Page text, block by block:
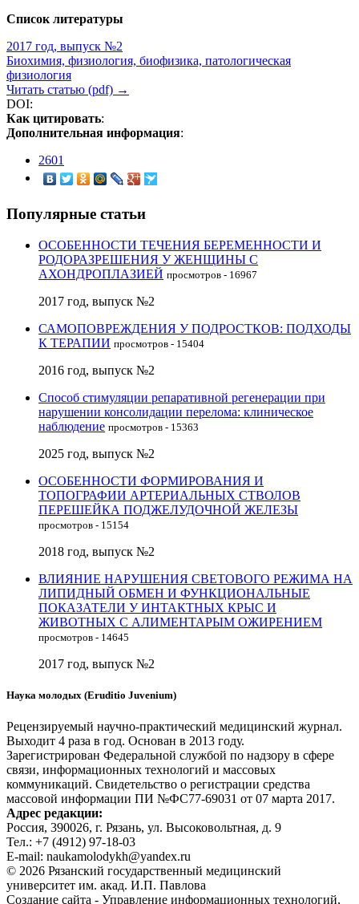
Список литературы
2017 год, выпуск №2
Биохимия, физиология, биофизика, патологическая
физиология
Читать статью (pdf) →
DOI:
Как цитировать:
Дополнительная информация:
2601
Популярные статьи
ОСОБЕННОСТИ ТЕЧЕНИЯ БЕРЕМЕННОСТИ И
РОДОРАЗРЕШЕНИЯ У ЖЕНЩИНЫ С
АХОНДРОПЛАЗИЕЙ просмотров - 16967
2017 год, выпуск №2
САМОПОВРЕЖДЕНИЯ У ПОДРОСТКОВ: ПОДХОДЫ
К ТЕРАПИИ просмотров - 15404
2016 год, выпуск №2
Способ стимуляции репаративной регенерации при
нарушении консолидации перелома: клиническое
наблюдение просмотров - 15363
2025 год, выпуск №2
ОСОБЕННОСТИ ФОРМИРОВАНИЯ И
ТОПОГРАФИИ АРТЕРИАЛЬНЫХ СТВОЛОВ
ПЕРЕШЕЙКА ПОДЖЕЛУДОЧНОЙ ЖЕЛЕЗЫ
просмотров - 15154
2018 год, выпуск №2
ВЛИЯНИЕ НАРУШЕНИЯ СВЕТОВОГО РЕЖИМА НА
ЛИПИДНЫЙ ОБМЕН И ФУНКЦИОНАЛЬНЫЕ
ПОКАЗАТЕЛИ У ИНТАКТНЫХ КРЫС И
ЖИВОТНЫХ С АЛИМЕНТАРЫМ ОЖИРЕНИЕМ
просмотров - 14645
2017 год, выпуск №2
Наука молодых (Eruditio Juvenium)
Рецензируемый научно-практический медицинский журнал.
Выходит 4 раза в год. Основан в 2013 году.
Зарегистрирован Федеральной службой по надзору в сфере
связи, информационных технологий и массовых
коммуникаций. Свидетельство о регистрации средства
массовой информации ПИ №ФС77-69031 от 07 марта 2017.
Адрес редакции:
Россия, 390026, г. Рязань, ул. Высоковольтная, д. 9
Тел.: +7 (4912) 97-18-03
E-mail: naukamolodykh@yandex.ru
© 2026 Рязанский государственный медицинский
университет им. акад. И.П. Павлова
Создание сайта - Управление информационных технологий,